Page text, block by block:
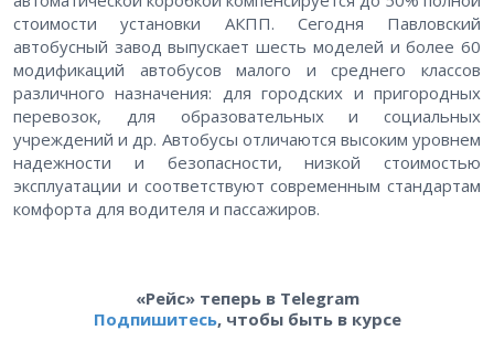
стоимости установки АКПП. Сегодня Павловский
автобусный завод выпускает шесть моделей и более 60
модификаций автобусов малого и среднего классов
различного назначения: для городских и пригородных
перевозок, для образовательных и социальных
учреждений и др. Автобусы отличаются высоким уровнем
надежности и безопасности, низкой стоимостью
эксплуатации и соответствуют современным стандартам
комфорта для водителя и пассажиров.
«Рейс» теперь в Telegram
Подпишитесь, чтобы быть в курсе